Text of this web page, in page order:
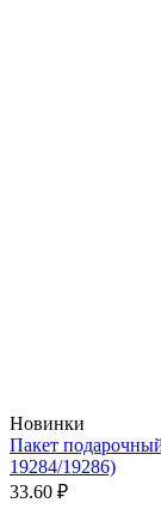
Новинки
Пакет
19284/19286)
33.60 ₽